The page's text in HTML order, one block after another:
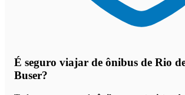
É seguro viajar de ônibus de Rio
Buser?